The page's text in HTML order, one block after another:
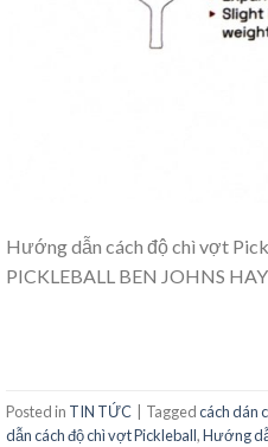
Hướng dẫn cách độ chì vợt
PICKLEBALL BEN JOHNS
Posted in TIN TỨC Taggedcách dán
dẫn cách độ chì vợt Pickleball,Hướng